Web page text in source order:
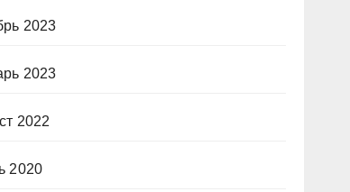
2023
2023
2022
2020